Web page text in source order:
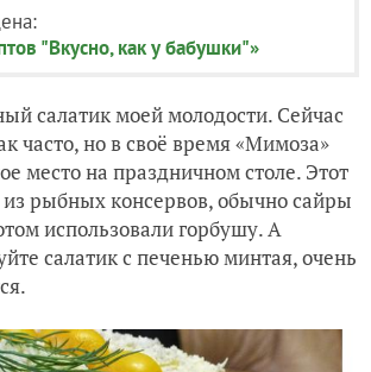
"Вкусно, как у бабушки"»
салатик моей молодости. Сейчас
часто, но в своё время «Мимоза»
место на праздничном столе. Этот
из рыбных консервов, обычно сайры
использовали горбушу. А
салатик с печенью минтая, очень